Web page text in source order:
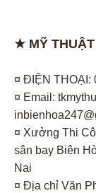
★ MỸ
¤ ĐIỆN THOẠI:
¤ Email:
¤ Xưởng Thi
sân bay Biên
Nai
¤ Địa chỉ Văn